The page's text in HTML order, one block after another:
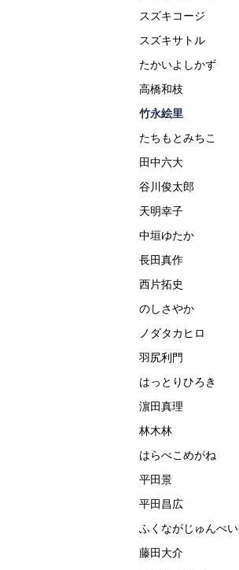
スズキコージ
スズキサトル
たかいよしかず
高橋和枝
竹永絵里
たちもとみちこ
田中六大
谷川俊太郎
天明幸子
中垣ゆたか
長田真作
西片拓史
のしさやか
ノダタカヒロ
羽尻利門
はっとりひろき
濵田真理
林木林
はらぺこめがね
平田景
平田昌広
ふくながじゅんぺい
藤田大介
関西発日帰り 駅か
らはじまるハイキン
グブック